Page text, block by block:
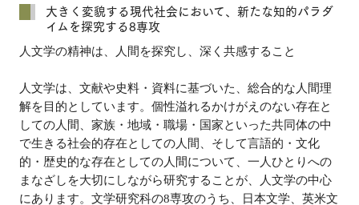
大きく変貌する現代社会において、新たな知的パラダ
イムを探究する8専攻
人文学の精神は、人間を探究し、深く共感すること
人文学は、文献や史料・資料に基づいた、総合的な人間理
解を目的としています。個性溢れるかけがえのない存在と
しての人間、家族・地域・職場・国家といった共同体の中
で生きる社会的存在としての人間、そして言語的・文化
的・歴史的な存在としての人間について、一人ひとりへの
まなざしを大切にしながら研究することが、人文学の中心
にあります。文学研究科の8専攻のうち、日本文学、英米文